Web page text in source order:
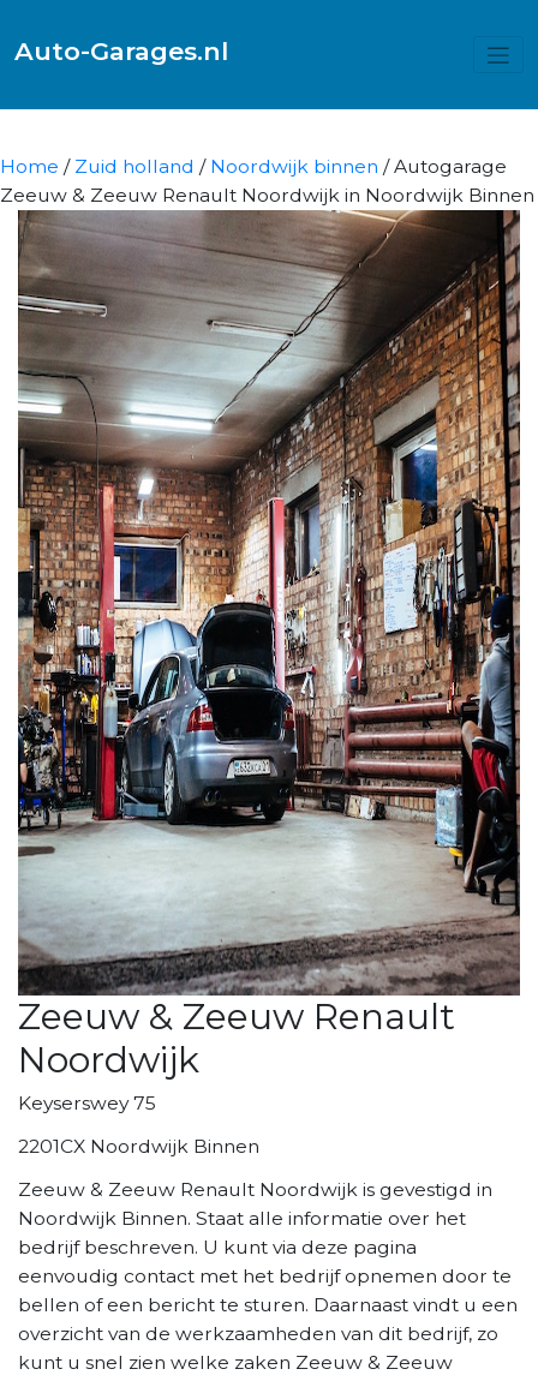
Auto-Garages.nl
Home / Zuid holland / Noordwijk binnen / Autogarage
Zeeuw & Zeeuw Renault Noordwijk in Noordwijk Binnen
Zeeuw & Zeeuw Renault
Noordwijk
Keyserswey 75
2201CX Noordwijk Binnen
Zeeuw & Zeeuw Renault Noordwijk is gevestigd in
Noordwijk Binnen. Staat alle informatie over het
bedrijf beschreven. U kunt via deze pagina
eenvoudig contact met het bedrijf opnemen door te
bellen of een bericht te sturen. Daarnaast vindt u een
overzicht van de werkzaamheden van dit bedrijf, zo
kunt u snel zien welke zaken Zeeuw & Zeeuw